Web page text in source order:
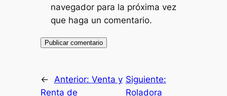
navegador para la próxima vez
que haga un comentario.
← Anterior: Venta y
Renta de
Siguiente:
Roladora